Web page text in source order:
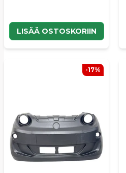
LISÄÄ OSTOSKORIIN
-17%